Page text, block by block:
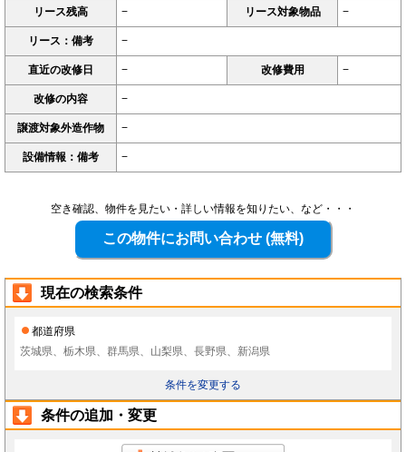
リース残高 − リース対象物品 −
リース：備考 −
直近の改修日 − 改修費用 −
改修の内容 −
譲渡対象外造作物 −
設備情報：備考 −
空き確認、物件を見たい・詳しい情報を知りたい、など・・・
現在の検索条件
都道府県
茨城県、栃木県、群馬県、山梨県、長野県、新潟県
条件を変更する
条件の追加・変更